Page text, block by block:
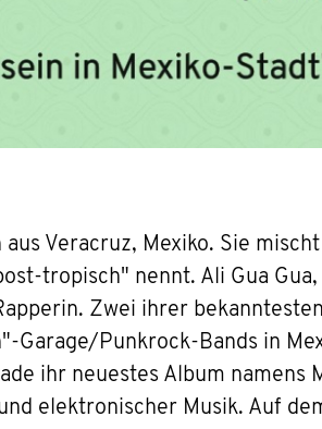
Veracruz, Mexiko. Sie
tropisch" nennt. Ali Gua
Zwei ihrer
Garage/Punkrock-Bands in
ihr neuestes Album namens
elektronischer Musik. Auf